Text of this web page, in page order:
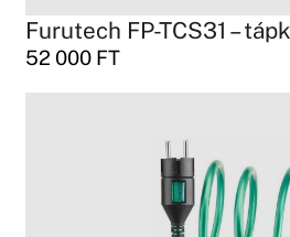
Furutech FP-TCS31 –
52 000 FT